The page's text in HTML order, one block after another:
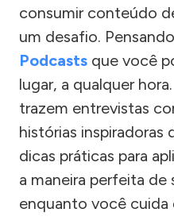
consumir conteúdo
um desafio.
Podcasts que você
lugar, a qualquer
trazem entrevistas
histórias inspiradoras
dicas práticas para
a maneira perfeita
enquanto você cuida